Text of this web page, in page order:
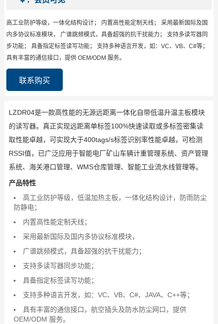
高工业防护等级，一体化结构设计； 内置高性能定制天线； 采用最新国际及国
内多协议标准模块， 广谱跳频模式，具备超强的抗干扰能力； 支持多读写器同
步功能； 具备指定标签读写功能； 支持多种语言开发，如：VC、VB、C#等；
具有丰富的通信接口，提供 OEM/ODM 服务。
联系购买
LZDR04是一款高性能的无源远距离一体化自带低温升温主板模块
的读写器。真正实现远距离单标签100%快速读取或多标签密集读
取性能卓越，可实现大于400tags/s标签识别率性能卓越，可检测
RSSI值，已广泛应用于智能电厂矿山车辆计重管理系统、资产管理
系统、海关港口管理、WMS仓库管理、智能工业流水线管理等。
产品特性
高工业防护等级，低温加热主板，一体化结构设计，防雨防尘
防静电；
内置高性能定制天线；
采用最新国际及国内多协议标准模块，
广谱跳频模式，具备超强的抗干扰能力；
支持多读写器同步功能；
具备指定标签读写功能；
支持多种语言开发，如：VC、VB、C#、JAVA、C++等；
具有丰富的通信接口，航空插头及防水防尘网口，提供
OEM/ODM 服务。